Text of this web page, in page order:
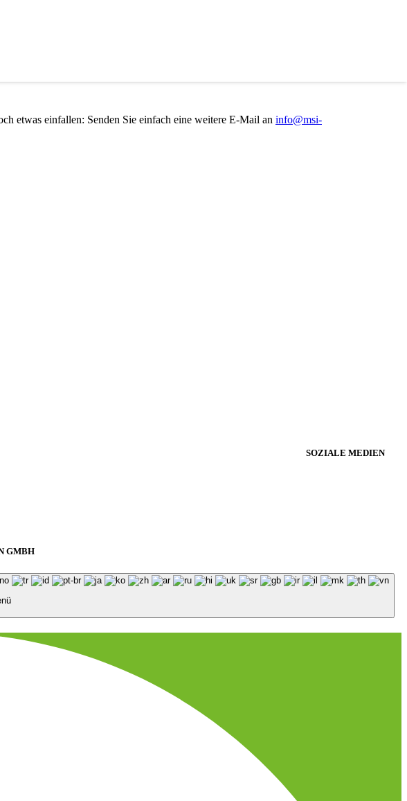
etwas einfallen: Senden Sie einfach eine weitere E-Mail an info@msi-
SOZIALE MEDIEN
GMBH